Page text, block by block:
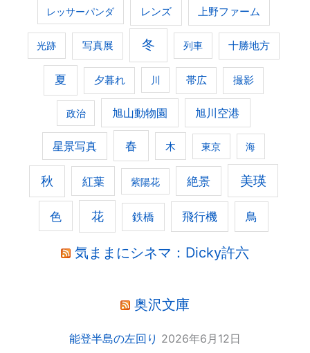
レッサーパンダ レンズ 上野ファーム
光跡 写真展 冬 列車 十勝地方
夏 夕暮れ 川 帯広 撮影
政治 旭山動物園 旭川空港
星景写真 春 木 東京 海
秋 紅葉 紫陽花 絶景 美瑛
色 花 鉄橋 飛行機 鳥
気ままにシネマ：Dicky許六
奥沢文庫
能登半島の左回り 2026年6月12日